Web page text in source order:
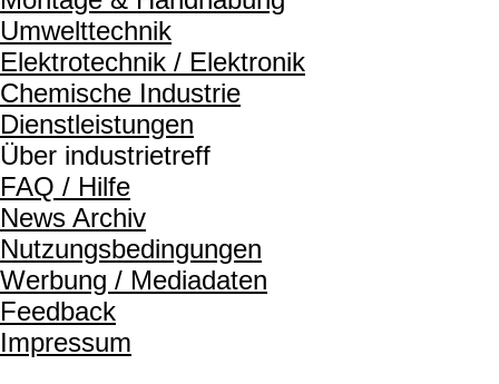
Umwelttechnik
Elektrotechnik / Elektronik
Chemische Industrie
Dienstleistungen
Über industrietreff
FAQ / Hilfe
News Archiv
Nutzungsbedingungen
Werbung / Mediadaten
Feedback
Impressum